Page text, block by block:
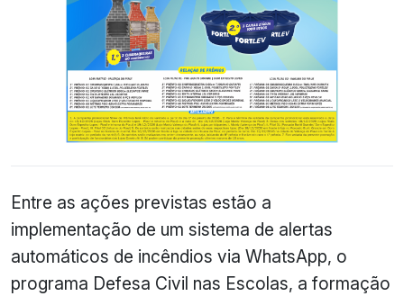
Entre as ações previstas estão a
implementação de um sistema de alertas
automáticos de incêndios via WhatsApp, o
programa Defesa Civil nas Escolas, a formação